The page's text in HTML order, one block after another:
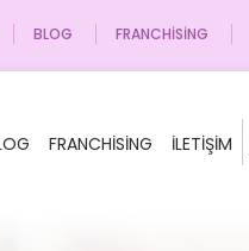
BLOG FRANCHISING
FRANCHISING İLETIŞIM